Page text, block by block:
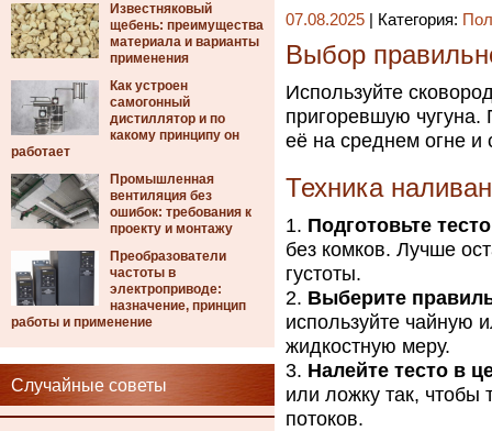
Известняковый
щебень: преимущества
материала и варианты
применения
Как устроен
самогонный
дистиллятор и по
какому принципу он
работает
Промышленная
вентиляция без
ошибок: требования к
проекту и монтажу
Преобразователи
частоты в
электроприводе:
назначение, принцип
работы и применение
Случайные советы
07.08.2025 | Категория:
Выбор
Используйте
пригоревшую чугуна.
её на среднем огне
Техника
Подготовьте тесто
без комков. Лучше
густоты.
Выберите
используйте чайную
жидкостную меру.
Налейте тесто в
или ложку так, чтобы
потоков.